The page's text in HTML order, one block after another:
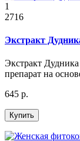
1
2716
Экстракт
Экстракт
препарат на
645 р.
Купить